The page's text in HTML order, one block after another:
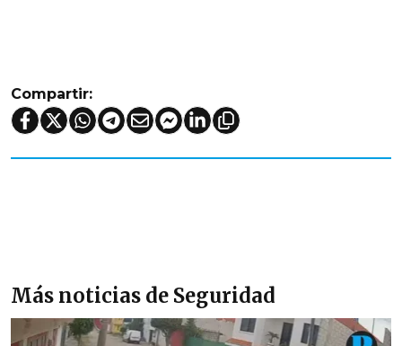
Compartir:
Más noticias de Seguridad